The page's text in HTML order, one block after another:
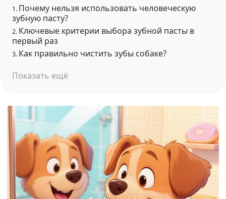
1. Почему нельзя использовать человеческую
зубную пасту?
2. Ключевые критерии выбора зубной пасты в
первый раз
3. Как правильно чистить зубы собаке?
Показать ещё